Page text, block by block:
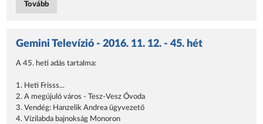
Tovább
Gemini Televízió - 2016. 11. 12. - 45. hét
A 45. heti adás tartalma:
1. Heti Frisss...
2. A megújuló város - Tesz-Vesz Óvoda
3. Vendég: Hanzelik Andrea ügyvezető
4. Vízilabda bajnokság Monoron